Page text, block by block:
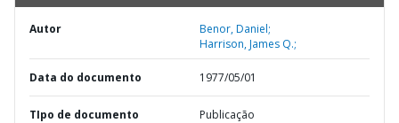
Autor
Benor, Daniel;
Harrison, James Q.;
Data do documento 1977/05/01
TIpo de documento Publicação